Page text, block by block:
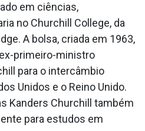
em ciências,
no Churchill College, da
A bolsa, criada em 1963,
primeiro-ministro
para o intercâmbio
Unidos e o Reino Unido.
Kanders Churchill também
para estudos em